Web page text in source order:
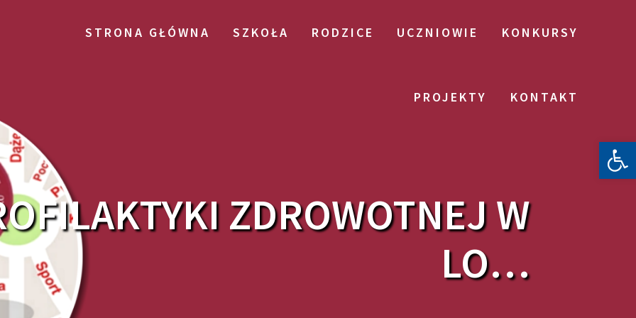
STRONA GŁÓWNA SZKOŁA RODZICE UCZNIOWIE KONKURSY
PROJEKTY KONTAKT
ZDROWOTNEJ W
LO…